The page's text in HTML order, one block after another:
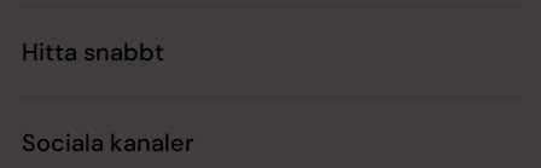
Hitta snabbt
Sociala kanaler